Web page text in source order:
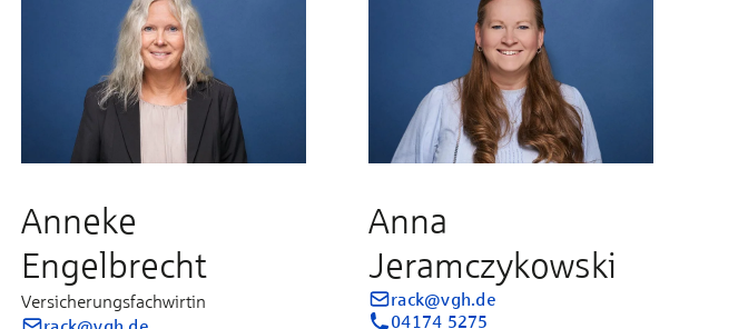
Anneke
Engelbrecht
Versicherungsfachwirtin
Anna
Jeramczykowski
rack@vgh.de
04174 5275